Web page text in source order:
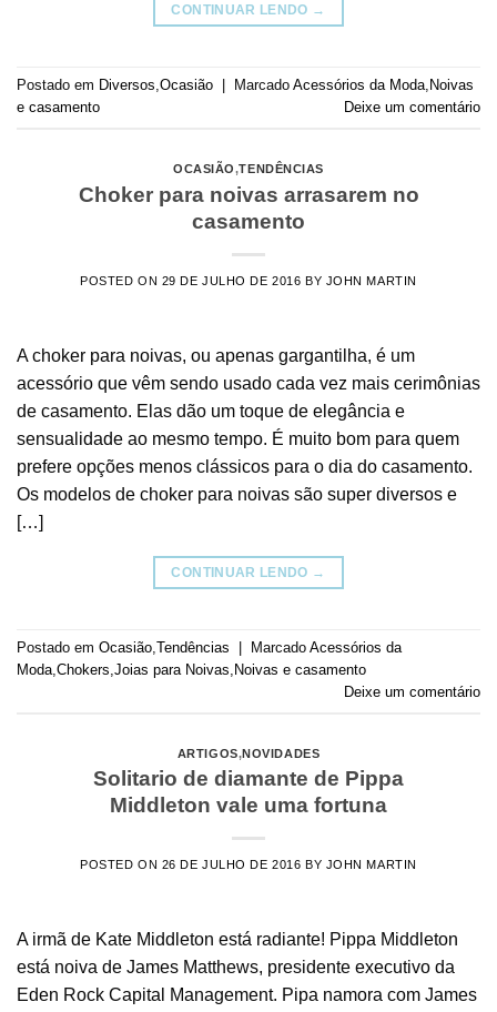
CONTINUAR LENDO →
Postado em Diversos,Ocasião Marcado Acessórios da Moda, Noivas
e casamento
Deixe um comentário
OCASIÃO,TENDÊNCIAS
Choker para noivas arrasarem no
casamento
POSTED ON 29 DE JULHO DE 2016 BY JOHN MARTIN
A choker para noivas, ou apenas gargantilha, é um
acessório que vêm sendo usado cada vez mais cerimônias
de casamento. Elas dão um toque de elegância e
sensualidade ao mesmo tempo. É muito bom para quem
prefere opções menos clássicos para o dia do casamento.
Os modelos de choker para noivas são super diversos e
[…]
CONTINUAR LENDO →
Postado em Ocasião Tendências Marcado Acessórios da
Moda Chokers Joias para Noivas Noivas e casamento
Deixe um comentário
ARTIGOS,NOVIDADES
Solitario de diamante de Pippa
Middleton vale uma fortuna
POSTED ON 26 DE JULHO DE 2016 BY JOHN MARTIN
A irmã de Kate Middleton está radiante! Pippa Middleton
está noiva de James Matthews, presidente executivo da
Eden Rock Capital Management. Pipa namora com James